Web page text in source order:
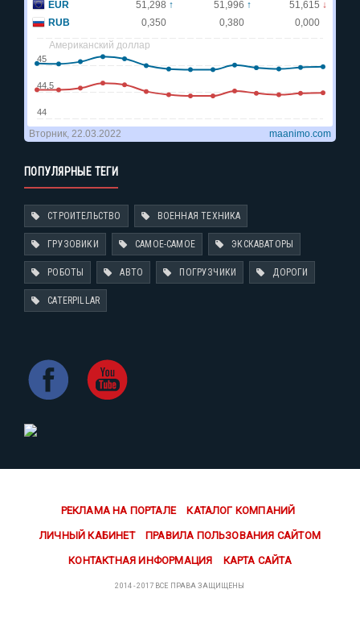
ПОПУЛЯРНЫЕ ТЕГИ
СТРОИТЕЛЬСТВО ВОЕННАЯ ТЕХНИКА
ГРУЗОВИКИ САМОЕ-САМОЕ ЭКСКАВАТОРЫ
РОБОТЫ АВТО ПОГРУЗЧИКИ ДОРОГИ
CATERPILLAR
РЕКЛАМА НА ПОРТАЛЕ КАТАЛОГ КОМПАНИЙ
ЛИЧНЫЙ КАБИНЕТ ПРАВИЛА ПОЛЬЗОВАНИЯ САЙТОМ
КОНТАКТНАЯ ИНФОРМАЦИЯ КАРТА САЙТА
2014 - 2017 ВСЕ ПРАВА ЗАЩИЩЕНЫ